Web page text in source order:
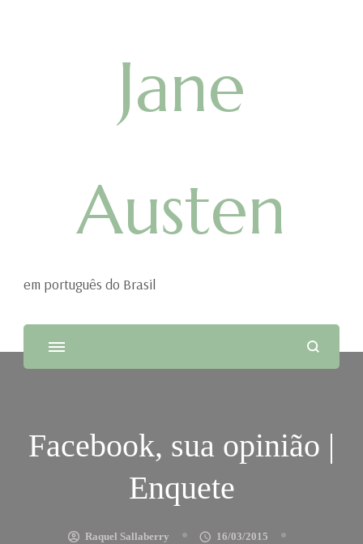
Jane
Austen
em português do Brasil
Facebook, sua opinião |
Enquete
Raquel Sallaberry
16/03/2015